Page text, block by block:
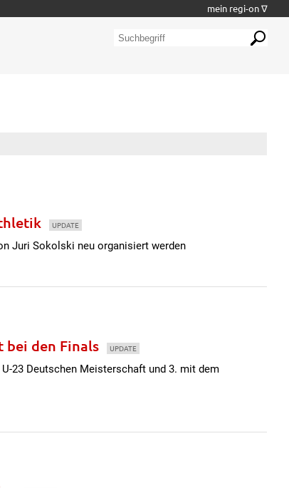
UPDATE
Juri Sokolski neu organisiert werden
bei den Finals UPDATE
23 Deutschen Meisterschaft und 3. mit dem
mein regi-on ∇